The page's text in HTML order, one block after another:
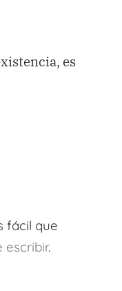
es
fácil que
escribir.